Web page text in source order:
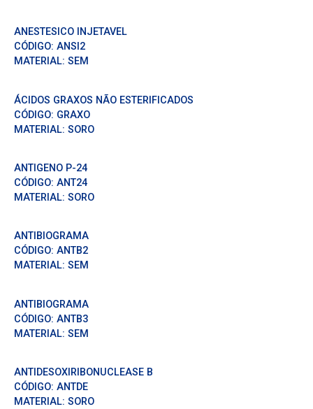
ANESTESICO INJETAVEL
CÓDIGO: ANSI2
MATERIAL: SEM
ÁCIDOS GRAXOS NÃO ESTERIFICADOS
CÓDIGO: GRAXO
MATERIAL: SORO
ANTIGENO P-24
CÓDIGO: ANT24
MATERIAL: SORO
ANTIBIOGRAMA
CÓDIGO: ANTB2
MATERIAL: SEM
ANTIBIOGRAMA
CÓDIGO: ANTB3
MATERIAL: SEM
ANTIDESOXIRIBONUCLEASE B
CÓDIGO: ANTDE
MATERIAL: SORO